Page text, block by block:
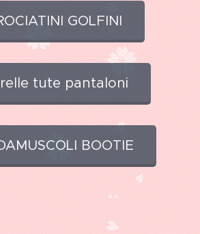
GOLFINI
tute pantaloni
BOOTIE